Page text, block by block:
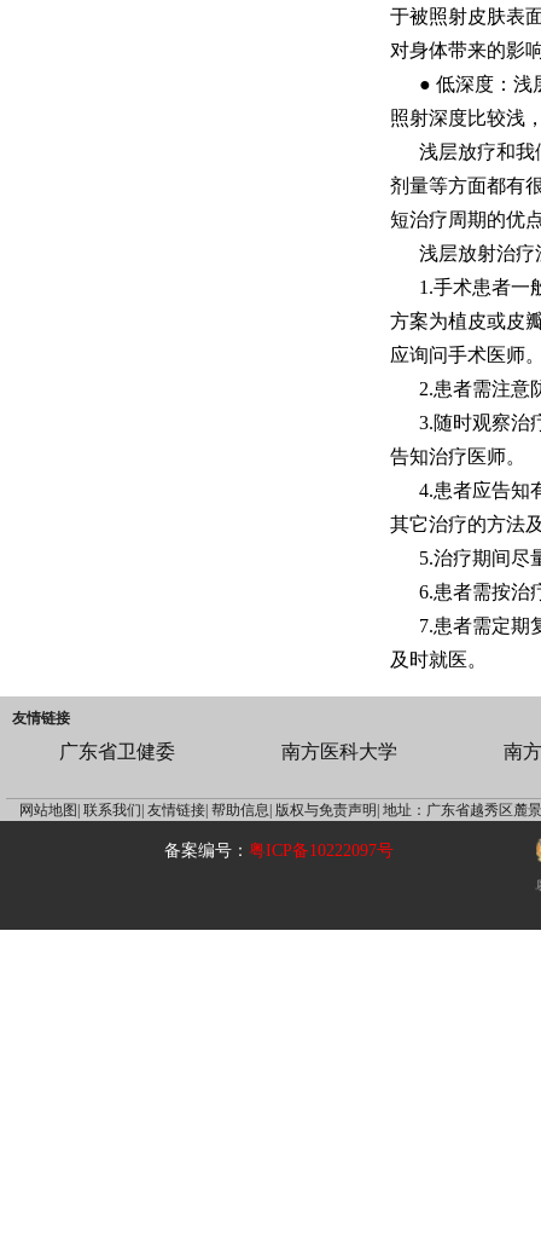
于被照射皮肤表
对身体带来的影
● 低深度：浅
照射深度比较浅
浅层放疗和
剂量等方面都有
短治疗周期的优
浅层放射治疗
1.手术患者一
方案为植皮或皮
应询问手术医师
2.患者需注意
3.随时观察治
告知治疗医师。
4.患者应告知
其它治疗的方法
5.治疗期间尽
6.患者需按治
7.患者需定期
及时就医。
友情链接
广东省卫健委 南方医科大学 南
网站地图| 联系我们| 友情链接| 帮助信息| 版权与免责声明| 地址：广东省越秀区麓
备案编号：粤ICP备10222097号